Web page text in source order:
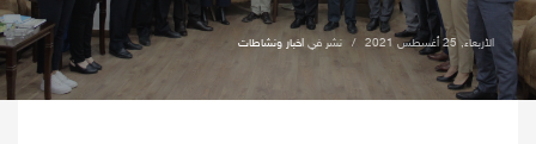
الأربعاء, 25 أغسطس 2021 / نشر في اخبار ونشاطات